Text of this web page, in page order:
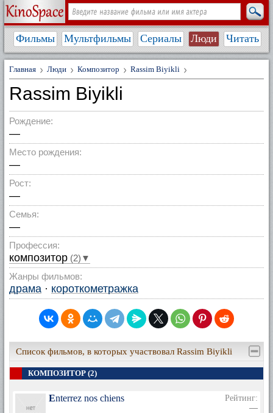
Фильмы Мультфильмы Сериалы Люди Читать
Главная Люди Композитор Rassim Biyikli
Rassim Biyikli
Рождение:
—
Место рождения:
—
Рост:
—
Семья:
—
Профессия:
композитор (2)▼
Жанры фильмов:
драма · короткометражка
Список фильмов, в которых участвовал Rassim Biyikli
КОМПОЗИТОР (2)
Enterrez nos chiens
Рейтинг:
—